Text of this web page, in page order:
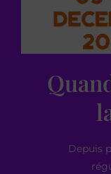
Depuis